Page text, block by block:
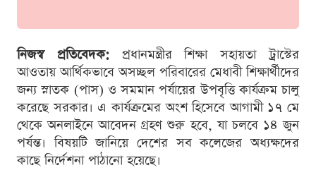
নিজস্ব প্রতিবেদক:প্রধানমন্ত্রীর শিক্ষা সহায়তা ট্রাস্টের
আওতায় আর্থিকভাবে অসচ্ছল পরিবারের মেধাবী শিক্ষার্থীদের
জন্য স্নাতক (পাস) ও সমমান পর্যায়ের উপবৃত্তি কার্যক্রম চালু
করেছে সরকার। এ কার্যক্রমের অংশ হিসেবে আগামী ১৭ মে
থেকে অনলাইনে আবেদন গ্রহণ শুরু হবে, যা চলবে ১৪ জুন
পর্যন্ত। বিষয়টি জানিয়ে দেশের সব কলেজের অধ্যক্ষদের
কাছে নির্দেশনা পাঠানো হয়েছে।